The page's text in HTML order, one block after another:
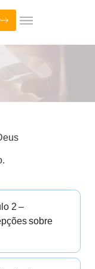
2 –
sobre